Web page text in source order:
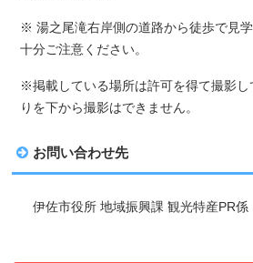
※ 湯之尾滝右岸側の道路から徒歩で見
十分ご注意ください。
※掲載している場所は許可を得て撮影し
りを下から撮影はできません。
お問い合わせ先
伊佐市役所 地域振興課 観光特産PR